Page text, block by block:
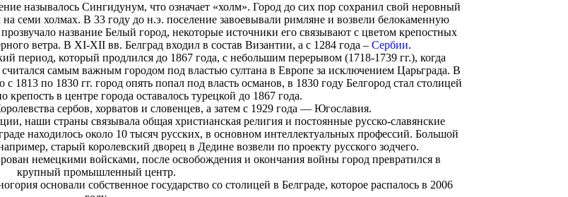
называлось Сингидунум, что означает «холм». Город до сих пор сохранил свой неровный
семи холмах. В 33 году до н.э. поселение завоевывали римляне и возвели белокаменную
название Белый город, некоторые источники его связывают с цветом крепостных
ветра. В XI-XII вв. Белград входил в состав Византии, а с 1284 года – Сербии.
период, который продлился до 1867 года, с небольшим перерывом (1718-1739 гг.), когда
самым важным городом под властью султана в Европе за исключением Царьграда. В
1813 по 1830 гг. город опять попал под власть османов, в 1830 году Белгород стал столицей
крепость в центре города оставалось турецкой до 1867 года.
сербов, хорватов и словенцев, а затем с 1929 года — Югославия.
наши страны связывала общая христианская религия и постоянные русско-славянские
находилось около 10 тысяч русских, в основном интеллектуальных профессий. Большой
старый королевский дворец в Дедине возвели по проекту русского зодчего.
немецкими войсками, после освобождения и окончания войны город превратился в
крупный промышленный центр.
основали собственное государство со столицей в Белграде, которое распалось в 2006